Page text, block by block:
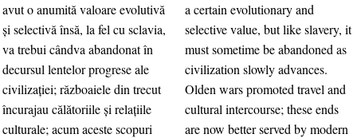
avut o anumită valoare evolutivă
şi selectivă însă, la fel cu sclavia,
va trebui cândva abandonat în
decursul lentelor progrese ale
civilizaţiei; războaiele din trecut
încurajau călătoriile şi relaţiile
culturale; acum aceste scopuri
a certain evolutionary and
selective value, but like slavery, it
must sometime be abandoned as
civilization slowly advances.
Olden wars promoted travel and
cultural intercourse; these ends
are now better served by modern